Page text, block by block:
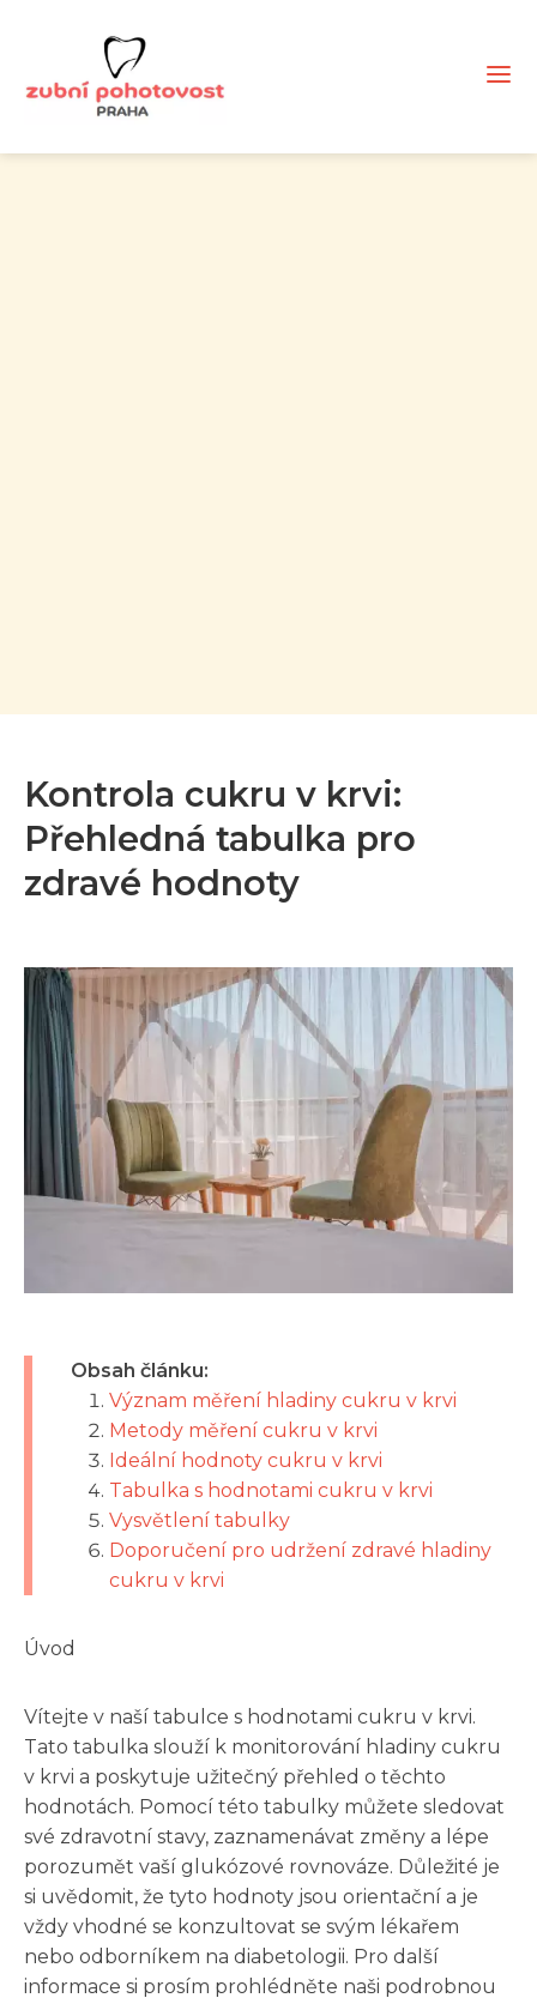
Kontrola cukru v krvi:
Přehledná tabulka pro
zdravé hodnoty
Obsah článku:
Význam měření hladiny cukru v krvi
Metody měření cukru v krvi
Ideální hodnoty cukru v krvi
Tabulka s hodnotami cukru v krvi
Vysvětlení tabulky
Doporučení pro udržení zdravé hladiny
cukru v krvi
Úvod
Vítejte v naší tabulce s hodnotami cukru v krvi.
Tato tabulka slouží k monitorování hladiny cukru
v krvi a poskytuje užitečný přehled o těchto
hodnotách. Pomocí této tabulky můžete sledovat
své zdravotní stavy, zaznamenávat změny a lépe
porozumět vaší glukózové rovnováze. Důležité je
si uvědomit, že tyto hodnoty jsou orientační a je
vždy vhodné se konzultovat se svým lékařem
nebo odborníkem na diabetologii. Pro další
informace si prosím prohlédněte naši podrobnou